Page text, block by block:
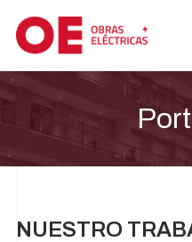
NUESTRO